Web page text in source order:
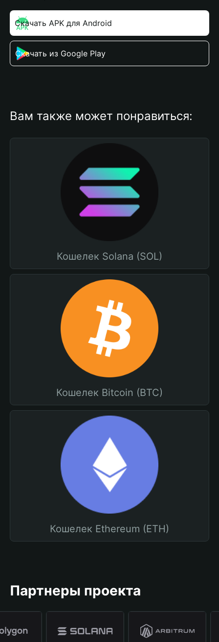
Скачать APK для Android
Скачать из Google Play
Вам также может понравиться:
Кошелек Solana (SOL)
Кошелек Bitcoin (BTC)
Кошелек Ethereum (ETH)
Партнеры проекта